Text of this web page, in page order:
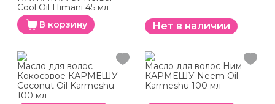
Cool Oil Himani 45 мл
В корзину
Нет в наличии
Масло для волос
Кокосовое КАРМЕШУ
Coconut Oil Karmeshu
100 мл
Масло для волос Ним
КАРМЕШУ Neem Oil
Karmeshu 100 мл